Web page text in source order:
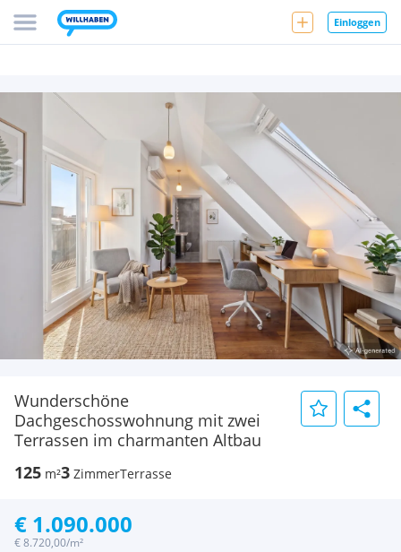
Einloggen
Wunderschöne
Dachgeschosswohnung mit zwei
Terrassen im charmanten Altbau
125 m²3 ZimmerTerrasse
€ 1.090.000
€ 8.720,00/m²